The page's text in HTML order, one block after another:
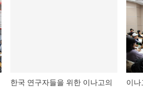
한국 연구자들을 위한 이나고의
이나